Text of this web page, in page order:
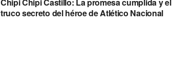
truco secreto del héroe de Atlético Nacional